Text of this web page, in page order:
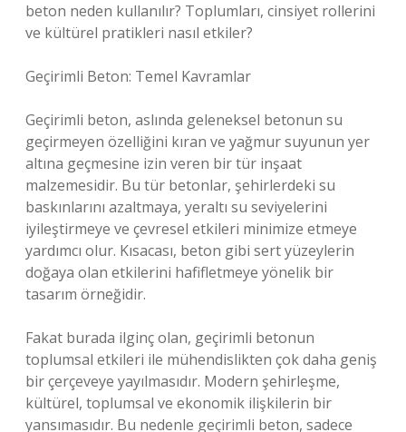
beton neden kullanılır? Toplumları, cinsiyet rollerini
ve kültürel pratikleri nasıl etkiler?
Geçirimli Beton: Temel Kavramlar
Geçirimli beton, aslında geleneksel betonun su
geçirmeyen özelliğini kıran ve yağmur suyunun yer
altına geçmesine izin veren bir tür inşaat
malzemesidir. Bu tür betonlar, şehirlerdeki su
baskınlarını azaltmaya, yeraltı su seviyelerini
iyileştirmeye ve çevresel etkileri minimize etmeye
yardımcı olur. Kısacası, beton gibi sert yüzeylerin
doğaya olan etkilerini hafifletmeye yönelik bir
tasarım örneğidir.
Fakat burada ilginç olan, geçirimli betonun
toplumsal etkileri ile mühendislikten çok daha geniş
bir çerçeveye yayılmasıdır. Modern şehirleşme,
kültürel, toplumsal ve ekonomik ilişkilerin bir
yansımasıdır. Bu nedenle geçirimli beton, sadece